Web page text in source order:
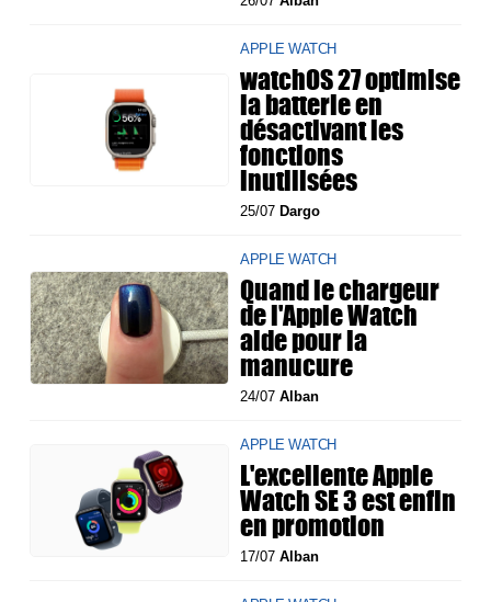
APPLE WATCH
watchOS 27 optimise
la batterie en
désactivant les
fonctions
inutilisées
25/07 Dargo
APPLE WATCH
Quand le chargeur
de l'Apple Watch
aide pour la
manucure
24/07Alban
APPLE WATCH
L'excellente Apple
Watch SE 3 est enfin
en promotion
17/07Alban